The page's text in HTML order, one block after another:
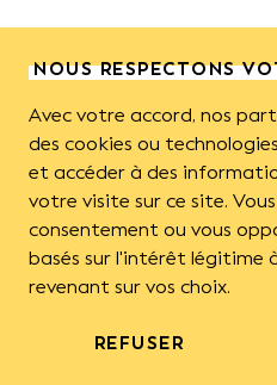
Ce premier référentiel
bâtiments et le
exploitations apicoles
attendu par les
accompagner dans leurs
que ce soit pour la
l’aménagement d’une
NOUS RESPECTONS
Avec votre accord, nos
des cookies ou
et accéder à des
votre visite sur ce site.
consentement ou vous
basés sur l'intérêt légitime
revenant sur vos choix.
REFUSER